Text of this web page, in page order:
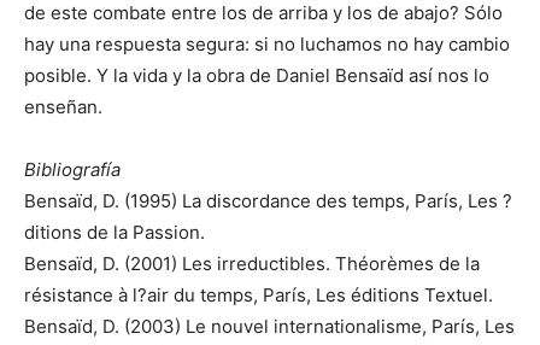
de este combate entre los de arriba y los de abajo? Sólo
hay una respuesta segura: si no luchamos no hay cambio
posible. Y la vida y la obra de Daniel Bensaïd así nos lo
enseñan.
Bibliografía
Bensaïd, D. (1995) La discordance des temps, París, Les ?
ditions de la Passion.
Bensaïd, D. (2001) Les irreductibles. Théorèmes de la
résistance à l?air du temps, París, Les éditions Textuel.
Bensaïd, D. (2003) Le nouvel internationalisme, París, Les